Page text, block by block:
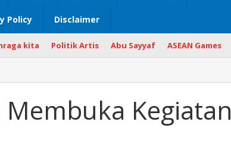
Policy Disclaimer
kita Politik Artis Abu Sayyaf ASEAN Games
Kegiatan